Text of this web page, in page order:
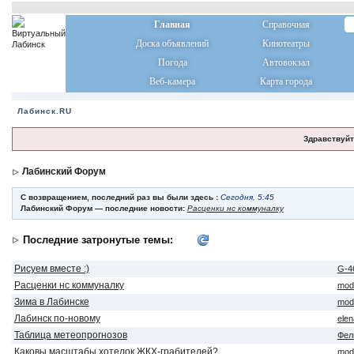
Главная
Справочная
Доска объявлений
Кинотеатры
Погода
Автовокзал
Веб-камера
Карта города
Лабинск.RU
Лабинский Форум
С возвращением, последний раз вы были здесь : Сегодня, 5:45
Лабинский Форум — последние новости: Расценки нс коммуналку
Последние затронутые темы:
Рисуем вместе :) G-
Расценки нс коммуналку
Зима в Лабинске
Лабинск по-новому
Таблица метеопрогнозов
Каковы масштабы хотелок ЖКХ-грабителей?